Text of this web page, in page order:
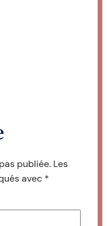
publiée. Les
avec *